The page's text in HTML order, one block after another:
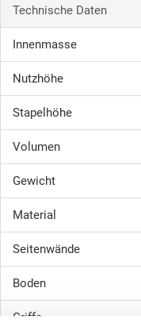
Technische Daten
Innenmasse
Nutzhöhe
Stapelhöhe
Volumen
Gewicht
Material
Seitenwände
Boden
Griffe